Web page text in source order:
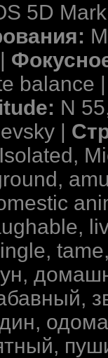
5D
balance
N
|